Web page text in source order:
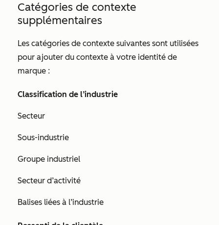
Catégories de contexte
supplémentaires
Les catégories de contexte suivantes sont utilisées
pour ajouter du contexte à votre identité de
marque :
Classification de l’industrie
Secteur
Sous-industrie
Groupe industriel
Secteur d’activité
Balises liées à l’industrie